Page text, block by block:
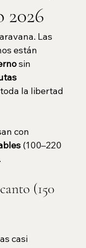
2026
Las
están
sin
la libertad
con
(100–220
(150
casi